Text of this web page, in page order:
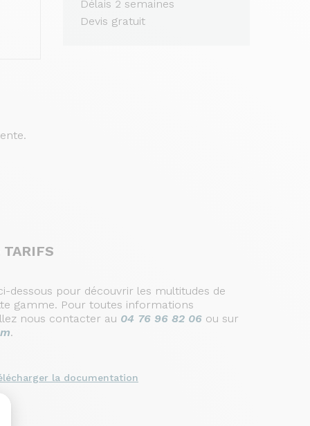
Délais 2 semaines
Devis gratuit
dessous pour découvrir les multitudes de
gamme. Pour toutes informations
nous contacter au 04 76 96 82 06 ou sur
.
la documentation